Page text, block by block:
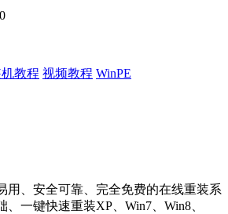
教程 视频教程 WinPE
用、安全可靠、完全免费的在线重装系
一键快速重装XP、Win7、Win8、